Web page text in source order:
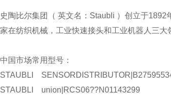
史陶比尔集团（ 英文名：Staubli ）创立于
家在纺织机械，工业快速接头和工业机器人三大
中国市场常用型号：
STAUBLI
STAUBLI union|RCS06??N01143299